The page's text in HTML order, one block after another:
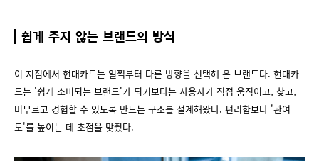
쉽게 주지 않는 브랜드의 방식
이 지점에서 현대카드는 일찍부터 다른 방향을 선택해 온 브랜드다. 현대카
드는 '쉽게 소비되는 브랜드'가 되기보다는 사용자가 직접 움직이고, 찾고,
머무르고 경험할 수 있도록 만드는 구조를 설계해왔다. 편리함보다 '관여
도'를 높이는 데 초점을 맞췄다.